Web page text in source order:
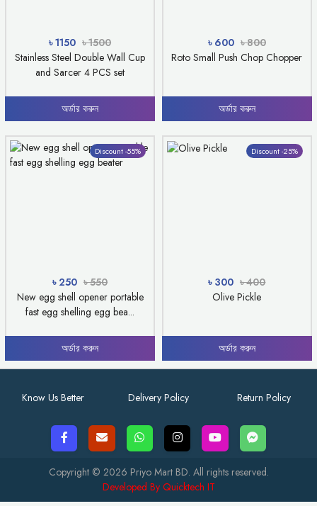
৳ 1150 ৳ 1500
Stainless Steel Double Wall Cup
and Sarcer 4 PCS set
অর্ডার করুন
৳ 600 ৳ 800
Roto Small Push Chop Chopper
অর্ডার করুন
Discount -55%
৳ 250 ৳ 550
New egg shell opener portable
fast egg shelling egg bea...
অর্ডার করুন
Discount -25%
৳ 300 ৳ 400
Olive Pickle
অর্ডার করুন
Know Us Better Delivery Policy Return Policy
Copyright © 2026 Priyo Mart BD. All rights reserved.
Developed By Quicktech IT